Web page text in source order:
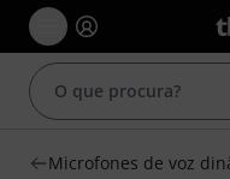
Microfones de voz